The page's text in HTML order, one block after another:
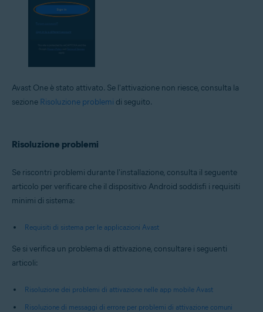
Avast One è stato attivato. Se l'attivazione non riesce, consulta la
sezione Risoluzione problemi di seguito.
Risoluzione problemi
Se riscontri problemi durante l'installazione, consulta il seguente
articolo per verificare che il dispositivo Android soddisfi i requisiti
minimi di sistema:
Requisiti di sistema per le applicazioni Avast
Se si verifica un problema di attivazione, consultare i seguenti
articoli:
Risoluzione dei problemi di attivazione nelle app mobile Avast
Risoluzione di messaggi di errore per problemi di attivazione comuni